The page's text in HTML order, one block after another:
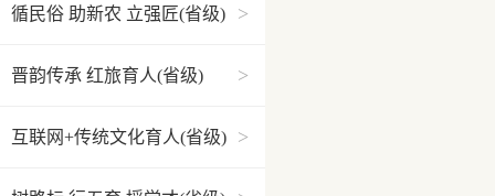
循民俗 助新农 立强匠(省级) >
晋韵传承 红旅育人(省级) >
互联网+传统文化育人(省级) >